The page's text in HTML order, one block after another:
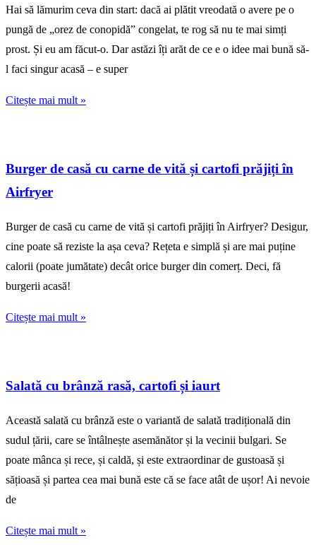
Hai să lămurim ceva din start: dacă ai plătit vreodată o avere pe o
pungă de „orez de conopidă” congelat, te rog să nu te mai simți
prost. Și eu am făcut-o. Dar astăzi îți arăt de ce e o idee mai bună să-
l faci singur acasă – e super
Citește mai mult »
Burger de casă cu carne de vită și cartofi prăjiți în
Airfryer
Burger de casă cu carne de vită și cartofi prăjiți în Airfryer? Desigur,
cine poate să reziste la așa ceva? Rețeta e simplă și are mai puține
calorii (poate jumătate) decât orice burger din comerț. Deci, fă
burgerii acasă!
Citește mai mult »
Salată cu brânză rasă, cartofi și iaurt
Această salată cu brânză este o variantă de salată tradițională din
sudul țării, care se întâlnește asemănător și la vecinii bulgari. Se
poate mânca și rece, și caldă, și este extraordinar de gustoasă și
sățioasă și partea cea mai bună este că se face atât de ușor! Ai nevoie
de
Citește mai mult »